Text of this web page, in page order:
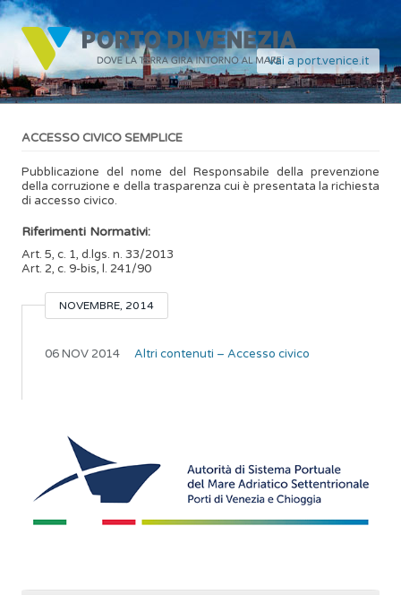
Vai a port.venice.it
ACCESSO CIVICO SEMPLICE
Pubblicazione del nome del Responsabile della prevenzione
della corruzione e della trasparenza cui è presentata la richiesta
di accesso civico.
Riferimenti Normativi:
Art. 5, c. 1, d.lgs. n. 33/2013
Art. 2, c. 9-bis, l. 241/90
NOVEMBRE, 2014
06 NOV 2014 Altri contenuti – Accesso civico